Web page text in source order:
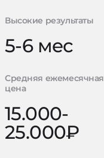
Высокие результаты
5-6 мес
Средняя ежемесячная
цена
15.000-
25.000₽